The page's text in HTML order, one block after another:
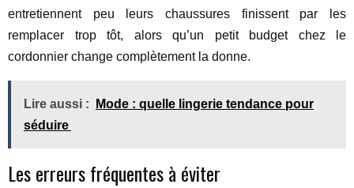
entretiennent peu leurs chaussures finissent par les
remplacer trop tôt, alors qu’un petit budget chez le
cordonnier change complètement la donne.
Lire aussi :
Mode : quelle lingerie tendance pour
séduire
Les erreurs fréquentes à éviter